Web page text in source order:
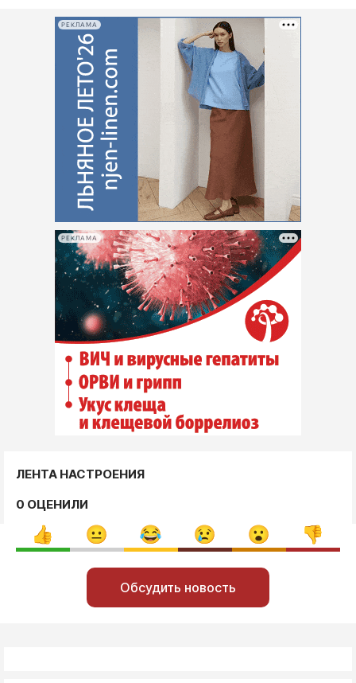
РЕКЛАМА
РЕКЛАМА
ЛЕНТА НАСТРОЕНИЯ
0 ОЦЕНИЛИ
Обсудить новость